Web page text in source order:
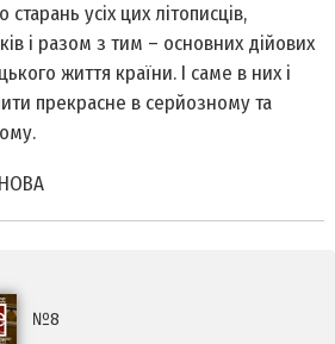
усіх цих літописців,
і разом з тим – основних дійових
життя країни. І саме в них і
прекрасне в серйозному та
№8